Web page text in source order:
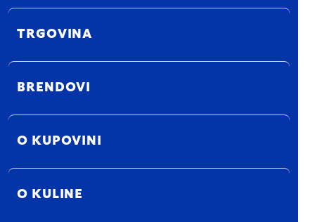
TRGOVINA
BRENDOVI
O KUPOVINI
O KULINE